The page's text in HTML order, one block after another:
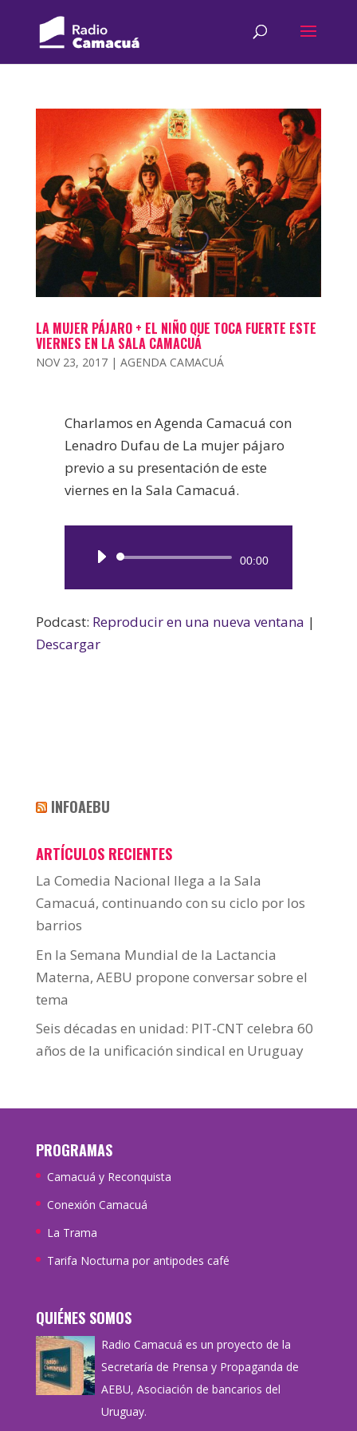
LA MUJER PÁJARO + EL NIÑO QUE TOCA FUERTE ESTE
VIERNES EN LA SALA CAMACUÁ
NOV 23, 2017| AGENDA CAMACUÁ
Charlamos en Agenda Camacuá con
Lenadro Dufau de La mujer pájaro
previo a su presentación de este
viernes en la Sala Camacuá.
Reproductor
00:00
Podcast: Reproducir en una nueva ventana |
Descargar
INFOAEBU
ARTÍCULOS RECIENTES
La Comedia Nacional llega a la Sala
Camacuá, continuando con su ciclo por los
barrios
En la Semana Mundial de la Lactancia
Materna, AEBU propone conversar sobre el
tema
Seis décadas en unidad: PIT-CNT celebra 60
años de la unificación sindical en Uruguay
PROGRAMAS
Camacuá y Reconquista
Conexión Camacuá
La Trama
Tarifa Nocturna por antipodes café
QUIÉNES SOMOS
Radio Camacuá es un proyecto de la
Secretaría de Prensa y Propaganda de
AEBU, Asociación de bancarios del
Uruguay.